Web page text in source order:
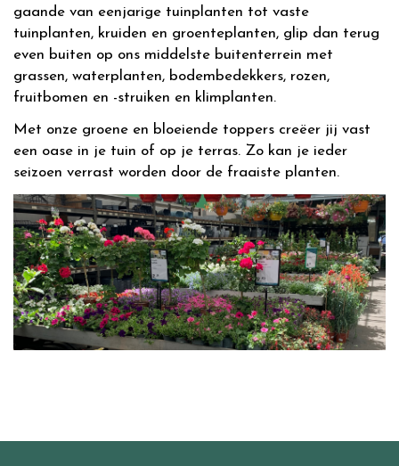
gaande van eenjarige tuinplanten tot vaste
tuinplanten, kruiden en groenteplanten, glip dan terug
even buiten op ons middelste buitenterrein met
grassen, waterplanten, bodembedekkers, rozen,
fruitbomen en -struiken en klimplanten.
Met onze groene en bloeiende toppers creëer jij vast
een oase in je tuin of op je terras. Zo kan je ieder
seizoen verrast worden door de fraaiste planten.